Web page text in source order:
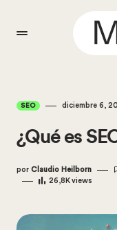
SEO diciembre 6,
¿Qué es
por Claudio Heilborn
26,8Kviews